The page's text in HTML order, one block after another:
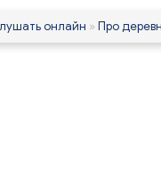
онлайн » Про